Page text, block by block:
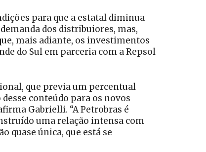
para que a estatal diminua
dos distribuiores, mas,
mais adiante, os investimentos
do Sul em parceria com a Repsol
que previa um percentual
conteúdo para os novos
Gabrielli. “A Petrobras é
uma relação intensa com
quase única, que está se